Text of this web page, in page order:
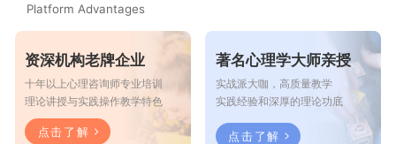
Platform Advantages
资深机构老牌企业
十年以上心理咨询师专业培训
理论讲授与实践操作教学特色
点击了解
著名心理学大师亲授
实战派大咖，高质量教学
实践经验和深厚的理论功底
点击了解